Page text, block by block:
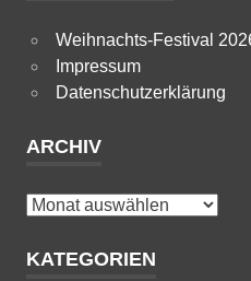
Weihnachts-Festival
Impressum
Datenschutzerklärung
ARCHIV
Archiv
KATEGORIEN